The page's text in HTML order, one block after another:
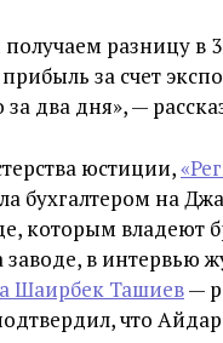
разницу в
за счет
за два дня», —
юстиции,
бухгалтером на
которым владеют
заводе, в интервью
Шаирбек Ташиев—
что